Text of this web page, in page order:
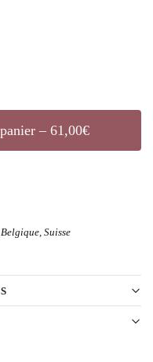
– 61,00€
Suisse